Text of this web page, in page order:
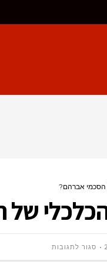
הסכמי אברהם?
סגור לתגובותעל